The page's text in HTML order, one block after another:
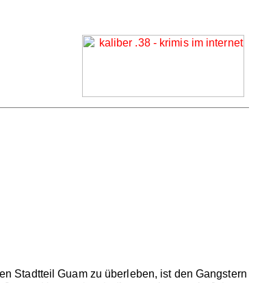
Stadtteil Guam zu überleben, ist den Gangstern